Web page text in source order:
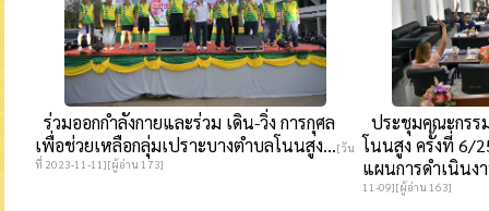
ร่วมออกกำลังกายและร่วม เดิน-วิ่ง การกุศล
เพื่อช่วยเหลือกลุ่มเปราะบางตำบลโนนสูง...[วัน
ที่ 2023-11-11][ผู้อ่าน 173]
ประชุมคณะกรร
โนนสูง ครั้งที่ 6/
แผนการดำเนินง
11-09][ผู้อ่าน 163]